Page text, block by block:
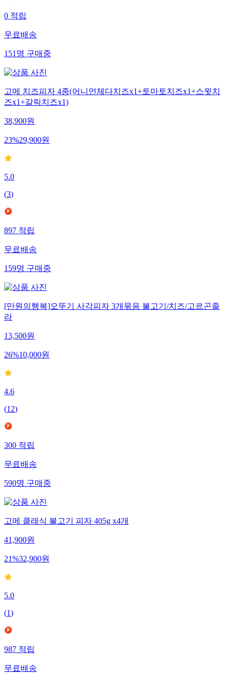
0적립
무료배송
151명구매중
고메 치즈피자 4종(어니언체다치즈x1+토마토치즈x1+스윗치
즈x1+갈릭치즈x1)
38,900원
23%29,900원
5.0
(3)
897적립
무료배송
159명구매중
[만원의행복]오뚜기 사각피자 3개묶음 불고기/치즈/고르곤졸
라
13,500원
26%10,000원
4.6
(12)
300적립
무료배송
590명구매중
고메 클래식 불고기 피자 405g x4개
41,900원
21%32,900원
5.0
(1)
987적립
무료배송